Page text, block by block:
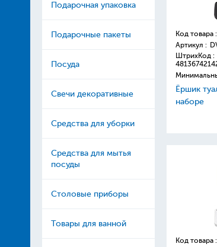
Подарочная упаковка
Подарочные пакеты
Посуда
Свечи декоративные
Средства для уборки
Средства для мытья
посуды
Столовые приборы
Товары для ванной
Код товара :
Артикул :
ШтрихКод :
Ёршик
наборе
Код товара :